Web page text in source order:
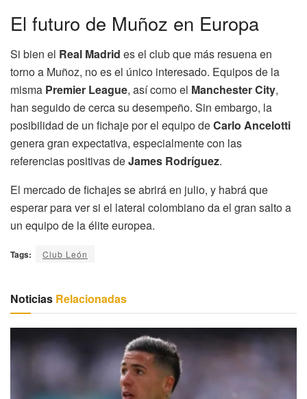
El futuro de Muñoz en Europa
Si bien el Real Madrid es el club que más resuena en
torno a Muñoz, no es el único interesado. Equipos de la
misma Premier League, así como el Manchester City,
han seguido de cerca su desempeño. Sin embargo, la
posibilidad de un fichaje por el equipo deCarlo Ancelotti
genera gran expectativa, especialmente con las
referencias positivas deJames Rodríguez.
El mercado de fichajes se abrirá en julio, y habrá que
esperar para ver si el lateral colombiano da el gran salto a
un equipo de la élite europea.
Tags: Club León
Noticias Relacionadas